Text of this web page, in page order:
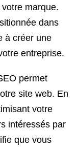
marque.
dans
à créer une
entreprise.
permet
site web. En
votre
intéressés par
que vous